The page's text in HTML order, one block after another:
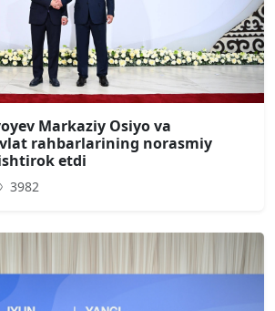
Markaziy Osiyo va
rahbarlarining norasmiy
etdi
3982